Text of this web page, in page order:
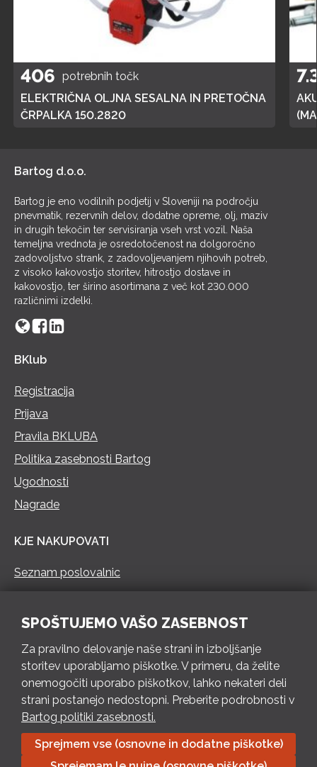
406 potrebnih točk
ELEKTRIČNA OLJNA SESALNA IN PRETOČNA
ČRPALKA 150.2820
Bartog d.o.o.
Bartog je eno vodilnih podjetij v Sloveniji na področju
pnevmatik, rezervnih delov, dodatne opreme, olj, maziv
in drugih tekočin ter servisiranja vseh vrst vozil. Naša
temeljna vrednota je osredotočenost na dolgoročno
zadovoljstvo strank, z zadovoljevanjem njihovih potreb,
z visoko kakovostjo storitev, hitrostjo dostave in
kakovostjo, ter širino asortimana z več kot 230.000
različnimi izdelki.
BKlub
Registracija
Prijava
Pravila BKLUBA
Politika zasebnosti Bartog
Ugodnosti
Nagrade
KJE NAKUPOVATI
Seznam poslovalnic
PON – PET 8 – 18 h / SOB 8 – 12 h
Pošlji e-mail
Izpolni kontaktni obrazec
Bartog d.o.o. Trebnje | ID: SI79128718 | IBAN: SI56 1010 0003
SPOŠTUJEMO VAŠO ZASEBNOST
Za pravilno delovanje naše strani in izboljšanje
storitev uporabljamo piškotke. V primeru, da želite
onemogočiti uporabo piškotkov, lahko nekateri deli
strani postanejo nedostopni. Preberite podrobnosti v
Bartog politiki zasebnosti.
Sprejmem vse (osnovne in dodatne piškotke)